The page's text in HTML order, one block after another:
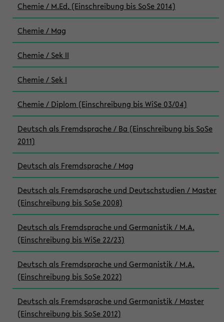
Chemie / M.Ed. (Einschreibung bis SoSe 2014)
Chemie / Mag
Chemie / Sek II
Chemie / Sek I
Chemie / Diplom (Einschreibung bis WiSe 03/04)
Deutsch als Fremdsprache / Ba (Einschreibung bis SoSe
2011)
Deutsch als Fremdsprache / Mag
Deutsch als Fremdsprache und Deutschstudien / Master
(Einschreibung bis SoSe 2008)
Deutsch als Fremdsprache und Germanistik / M.A.
(Einschreibung bis WiSe 22/23)
Deutsch als Fremdsprache und Germanistik / M.A.
(Einschreibung bis SoSe 2022)
Deutsch als Fremdsprache und Germanistik / Master
(Einschreibung bis SoSe 2012)